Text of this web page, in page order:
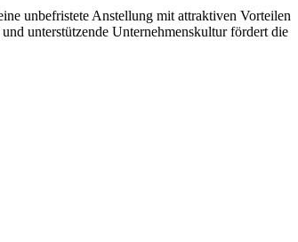
unbefristete Anstellung mit attraktiven Vorteilen
unterstützende Unternehmenskultur fördert die